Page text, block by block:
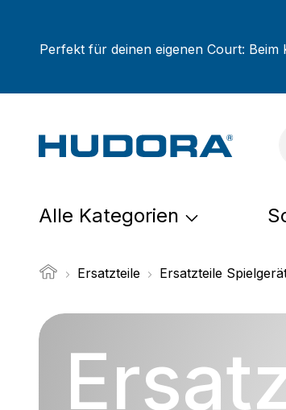
Perfekt für deinen eigenen Court:
Alle Kategorien
Ersatzteile Ersatzteile